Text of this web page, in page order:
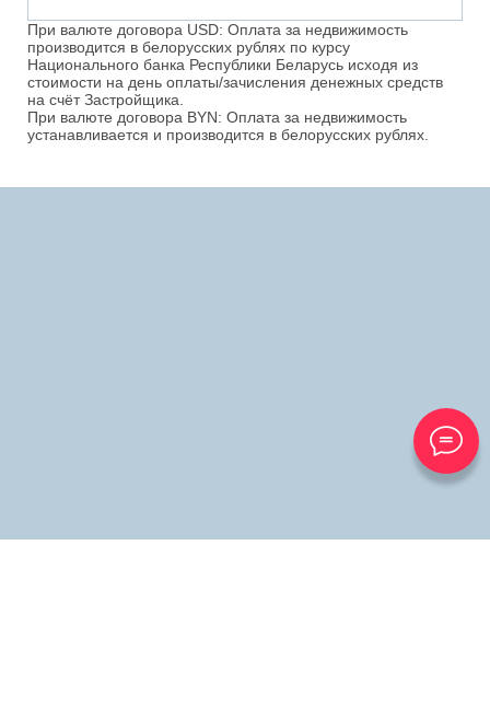
При валюте договора USD: Оплата за недвижимость
производится в белорусских рублях по курсу
Национального банка Республики Беларусь исходя из
стоимости на день оплаты/зачисления денежных средств
на счёт Застройщика.
При валюте договора BYN: Оплата за недвижимость
устанавливается и производится в белорусских рублях.